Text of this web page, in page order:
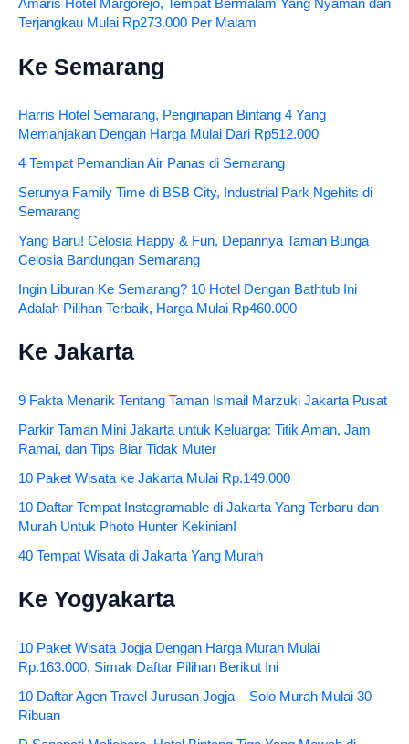
Amaris Hotel Margorejo, Tempat Bermalam Yang Nyaman dan
Terjangkau Mulai Rp273.000 Per Malam
Ke Semarang
Harris Hotel Semarang, Penginapan Bintang 4 Yang
Memanjakan Dengan Harga Mulai Dari Rp512.000
4 Tempat Pemandian Air Panas di Semarang
Serunya Family Time di BSB City, Industrial Park Ngehits di
Semarang
Yang Baru! Celosia Happy & Fun, Depannya Taman Bunga
Celosia Bandungan Semarang
Ingin Liburan Ke Semarang? 10 Hotel Dengan Bathtub Ini
Adalah Pilihan Terbaik, Harga Mulai Rp460.000
Ke Jakarta
9 Fakta Menarik Tentang Taman Ismail Marzuki Jakarta Pusat
Parkir Taman Mini Jakarta untuk Keluarga: Titik Aman, Jam
Ramai, dan Tips Biar Tidak Muter
10 Paket Wisata ke Jakarta Mulai Rp.149.000
10 Daftar Tempat Instagramable di Jakarta Yang Terbaru dan
Murah Untuk Photo Hunter Kekinian!
40 Tempat Wisata di Jakarta Yang Murah
Ke Yogyakarta
10 Paket Wisata Jogja Dengan Harga Murah Mulai
Rp.163.000, Simak Daftar Pilihan Berikut Ini
10 Daftar Agen Travel Jurusan Jogja – Solo Murah Mulai 30
Ribuan